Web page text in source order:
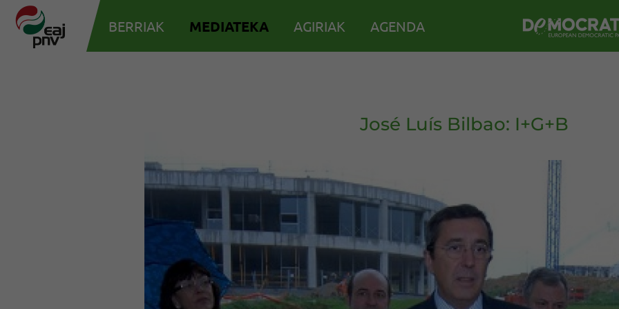
BERRIAK MEDIATEKA AGIRIAK AGENDA
José Luís Bilbao: I+G+B